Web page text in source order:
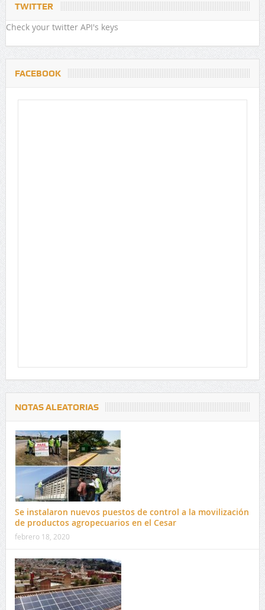
TWITTER
Check your twitter API's keys
FACEBOOK
NOTAS ALEATORIAS
Se instalaron nuevos puestos de control a la movilización
de productos agropecuarios en el Cesar
febrero 18, 2020